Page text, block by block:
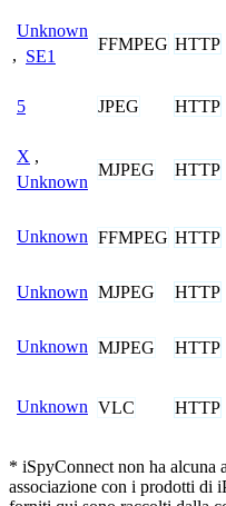
Unknown
, SE1
FFMPEG HTTP
5 JPEG HTTP
X ,
Unknown
MJPEG HTTP
Unknown FFMPEG HTTP
Unknown MJPEG HTTP
Unknown MJPEG HTTP
Unknown VLC HTTP
* iSpyConnect non ha alcuna
associazione con i prodotti di